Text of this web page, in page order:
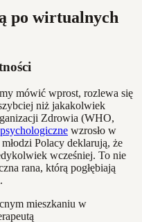
po wirtualnych
mówić wprost, rozlewa się
niż jakakolwiek
Zdrowia (WHO,
wzrosło w
Polacy deklarują, że
wcześniej. To nie
rana, którą pogłębiają